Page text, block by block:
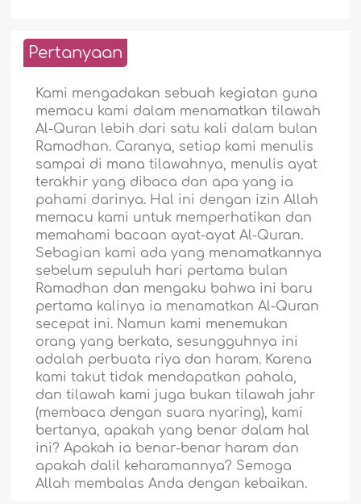
Pertanyaan
Kami mengadakan sebuah kegiatan guna
memacu kami dalam menamatkan tilawah
Al-Quran lebih dari satu kali dalam bulan
Ramadhan. Caranya, setiap kami menulis
sampai di mana tilawahnya, menulis ayat
terakhir yang dibaca dan apa yang ia
pahami darinya. Hal ini dengan izin Allah
memacu kami untuk memperhatikan dan
memahami bacaan ayat-ayat Al-Quran.
Sebagian kami ada yang menamatkannya
sebelum sepuluh hari pertama bulan
Ramadhan dan mengaku bahwa ini baru
pertama kalinya ia menamatkan Al-Quran
secepat ini. Namun kami menemukan
orang yang berkata, sesungguhnya ini
adalah perbuata riya dan haram. Karena
kami takut tidak mendapatkan pahala,
dan tilawah kami juga bukan tilawah jahr
(membaca dengan suara nyaring), kami
bertanya, apakah yang benar dalam hal
ini? Apakah ia benar-benar haram dan
apakah dalil keharamannya? Semoga
Allah membalas Anda dengan kebaikan.